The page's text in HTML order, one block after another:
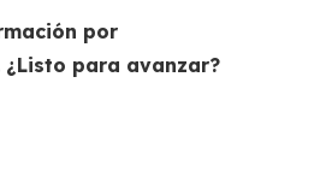
por
para avanzar?